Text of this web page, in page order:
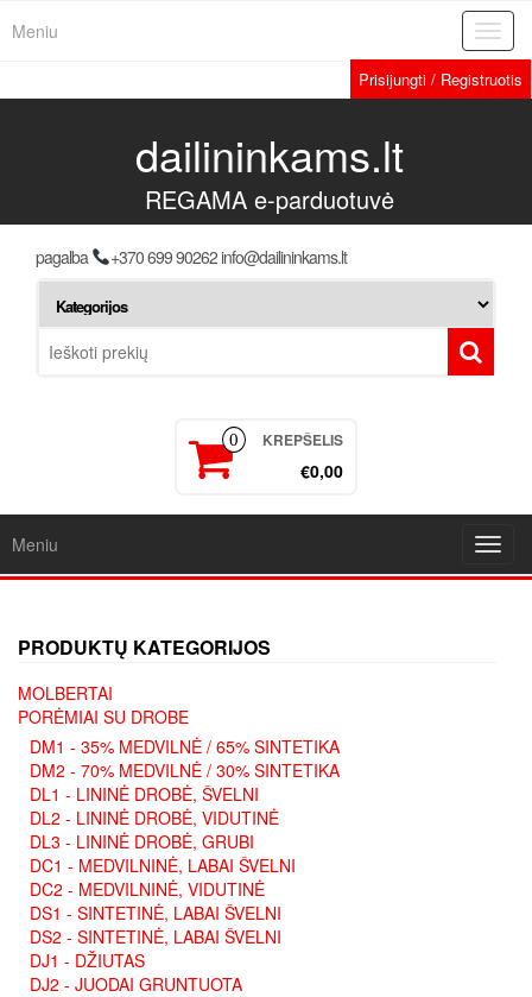
Meniu
Prisijungti / Registruotis
dailininkams.lt
REGAMA e-parduotuvė
pagalba +370 699 90262 info@dailininkams.lt
0 KREPŠELIS
€0,00
Meniu
PRODUKTŲ KATEGORIJOS
MOLBERTAI
PORĖMIAI SU DROBE
DM1 - 35% MEDVILNĖ / 65% SINTETIKA
DM2 - 70% MEDVILNĖ / 30% SINTETIKA
DL1 - LININĖ DROBĖ, ŠVELNI
DL2 - LININĖ DROBĖ, VIDUTINĖ
DL3 - LININĖ DROBĖ, GRUBI
DC1 - MEDVILNINĖ, LABAI ŠVELNI
DC2 - MEDVILNINĖ, VIDUTINĖ
DS1 - SINTETINĖ, LABAI ŠVELNI
DS2 - SINTETINĖ, LABAI ŠVELNI
DJ1 - DŽIUTAS
DJ2 - JUODAI GRUNTUOTA